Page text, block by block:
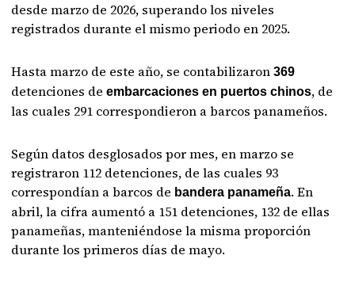
desde marzo de 2026, superando los niveles
registrados durante el mismo periodo en 2025.
Hasta marzo de este año, se contabilizaron369
detenciones deembarcaciones en puertos chinos, de
las cuales 291 correspondieron a barcos panameños.
Según datos desglosados por mes, en marzo se
registraron 112 detenciones, de las cuales 93
correspondían a barcos de bandera panameña. En
abril, la cifra aumentó a 151 detenciones, 132 de ellas
panameñas, manteniéndose la misma proporción
durante los primeros días de mayo.